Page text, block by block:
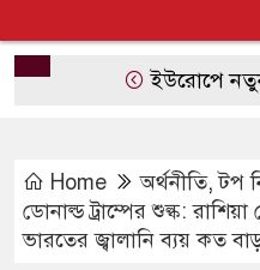
ইউরোপে নতুন
Home অর্থনীতি,টপ
ডোনাল্ড ট্রাম্পের শুল্ক:
ভারতের জ্বালানি ব্যয় কত